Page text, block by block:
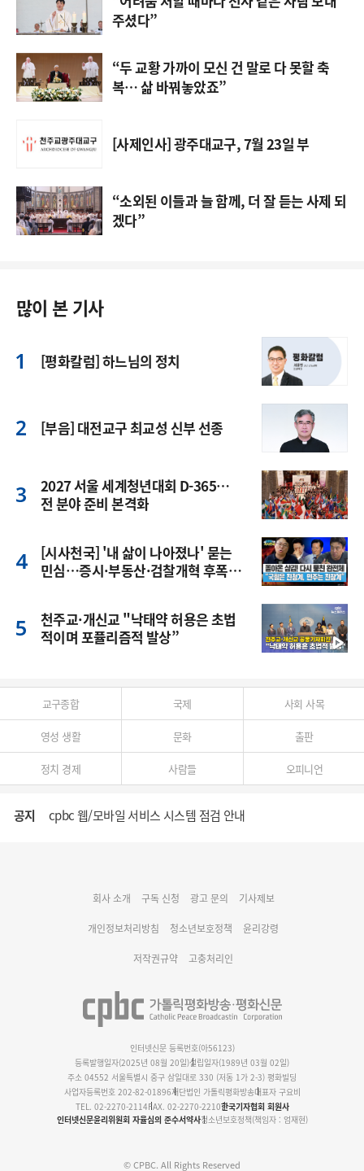
주셨다”
“두 교황 가까이 모신 건 말로 다 못할 축
복… 삶 바꿔놓았죠”
[사제인사] 광주대교구, 7월 23일 부
“소외된 이들과 늘 함께, 더 잘 듣는 사제 되
겠다”
많이 본 기사
[평화칼럼] 하느님의 정치
[부음] 대전교구 최교성 신부 선종
2027 서울 세계청년대회 D-365…
전 분야 준비 본격화
[시사천국] '내 삶이 나아졌나' 묻는
민심…증시·부동산·검찰개혁 후폭
천주교·개신교 "낙태약 허용은 초법
적이며 포퓰리즘적 발상”
교구종합 국제 사회 사목
영성 생활 문화 출판
정치 경제 사람들 오피니언
공지 cpbc 웹/모바일 서비스 시스템 점검 안내
명동 미디어큐브 & 1898 미디어월 공모전 수상작 발표
회사 소개 구독 신청 광고 문의 기사제보
개인정보처리방침 청소년보호정책 윤리강령
저작권규약 고충처리인
인터넷신문 등록번호(아56123)
등록발행일자(2025년 08월 20일)설립일자(1989년 03월 02일)
주소 04552 서울특별시 중구 삼일대로 330 (저동 1가 2-3) 평화빌딩
사업자등록번호 202-82-01896재단법인 가톨릭평화방송대표자 구요비
TEL. 02-2270-2114FAX. 02-2270-2210한국기자협회 회원사
인터넷신문윤리위원회 자율심의 준수서약사청소년보호정책(책임자 : 엄재현)
© CPBC. All Rights Reserved